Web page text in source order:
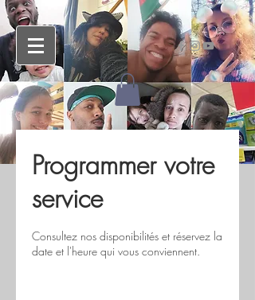
Programmer votre
service
Consultez nos disponibilités et réservez la
date et l'heure qui vous conviennent.